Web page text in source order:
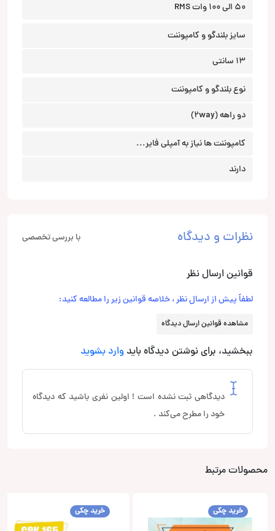
50 الی 100 وات RMS
سایز بلندگو و کامپوننت
13 سانتی
نوع بلندگو و کامپوننت
دو راهه (2way)
کامپوننت ها نیاز به آمپلی فایر...
دارند
نظرات و دیدگاه با بررسی تخصصی
قوانین ارسال نظر
لطفاً پیش از ارسال نظر ، خلاصه قوانین زیر را مطالعه کنید:
مشاهده قوانین ارسال دیدگاه
ببخشید، برای نوشتن دیدگاه باید وارد بشوید
دیدگاهی ثبت نشده است ! اولین نفری باشید که دیدگاه
خود را مطرح می‌کند .
محصولات مرتبط
خرید چکی خرید چکی